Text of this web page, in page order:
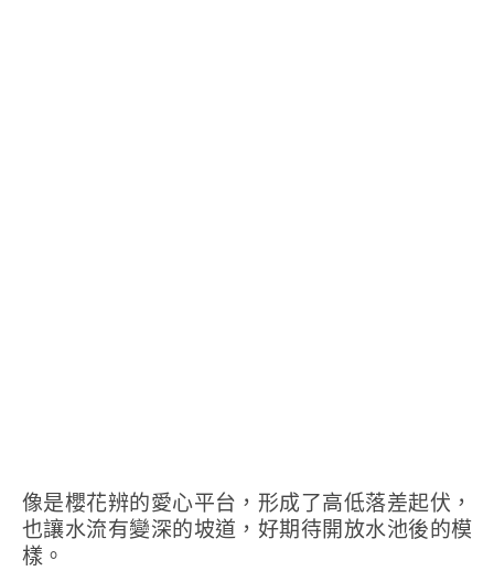
像是櫻花辨的愛心平台，形成了高低落差起伏，
也讓水流有變深的坡道，好期待開放水池後的模
樣。